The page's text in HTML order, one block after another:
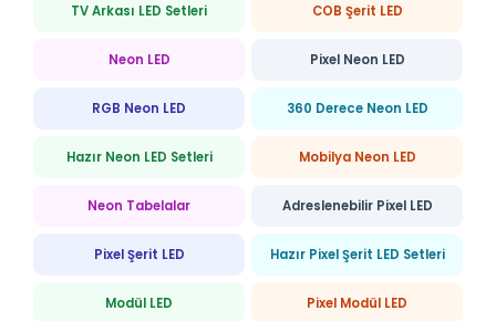
TV Arkası LED Setleri COB Şerit LED
Neon LED Pixel Neon LED
RGB Neon LED 360 Derece Neon LED
Hazır Neon LED Setleri Mobilya Neon LED
Neon Tabelalar Adreslenebilir Pixel LED
Pixel Şerit LED Hazır Pixel Şerit LED Setleri
Modül LED Pixel Modül LED